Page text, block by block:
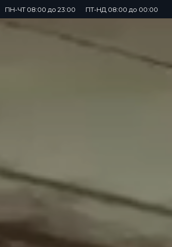
ПН-ЧТ 08:00 до 23:00 ПТ-НД 08:00 до 00:00